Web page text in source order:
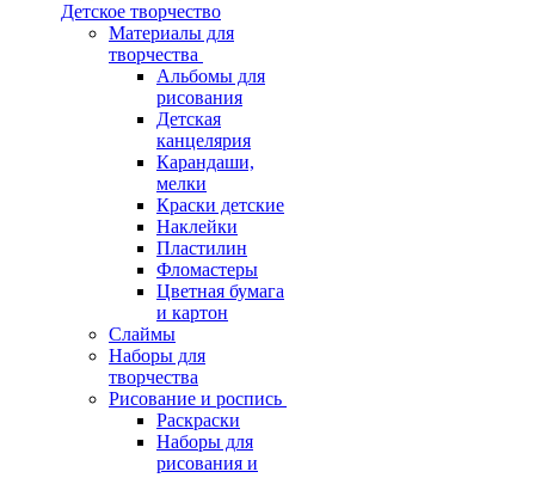
Детское творчество
Материалы для
творчества
Альбомы для
рисования
Детская
канцелярия
Карандаши,
мелки
Краски детские
Наклейки
Пластилин
Фломастеры
Цветная бумага
и картон
Слаймы
Наборы для
творчества
Рисование и роспись
Раскраски
Наборы для
рисования и